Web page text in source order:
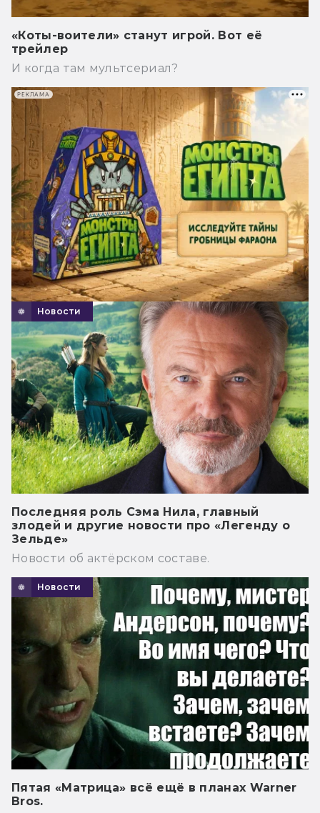
«Коты-воители» станут игрой. Вот её
трейлер
И когда там мультсериал?
Новости
Последняя роль Сэма Нила, главный
злодей и другие новости про «Легенду о
Зельде»
Новости об актёрском составе.
Новости
Пятая «Матрица» всё ещё в планах Warner
Bros.
РЕКЛАМА